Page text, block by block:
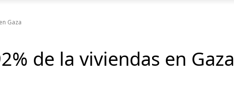
Gaza
de la viviendas en Gaza